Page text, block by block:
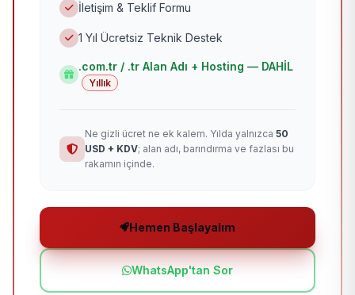
İletişim & Teklif Formu
1 Yıl Ücretsiz Teknik Destek
.com.tr / .tr Alan Adı + Hosting — DAHİL
Yıllık
Ne gizli ücret ne ek kalem. Yılda yalnızca 50
USD + KDV; alan adı, barındırma ve fazlası bu
rakamın içinde.
Hemen Başlayalım
WhatsApp'tan Sor